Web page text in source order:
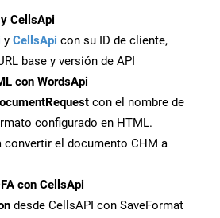
CellsApi
y CellsApi con su ID de cliente,
base y versión de API
con WordsApi
con el nombre de
configurado en HTML.
convertir el documento CHM a
con CellsApi
desde CellsAPI con SaveFormat